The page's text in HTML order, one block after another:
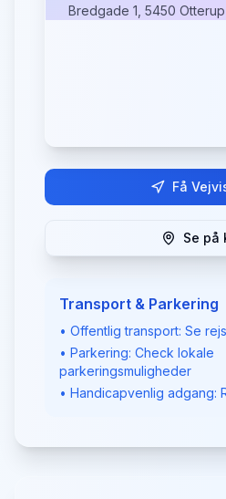
Bredgade 1, 5450 Otterup
Få
Se på
Transport & Parkering
• Offentlig transport: Se
• Parkering: Check lokale
parkeringsmuligheder
• Handicapvenlig adgang: